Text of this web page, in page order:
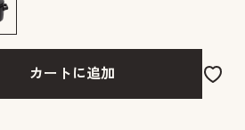
カートに追加